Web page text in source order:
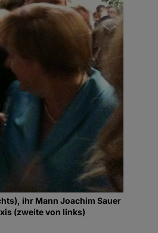
ihr Mann Joachim Sauer
(zweite von links)